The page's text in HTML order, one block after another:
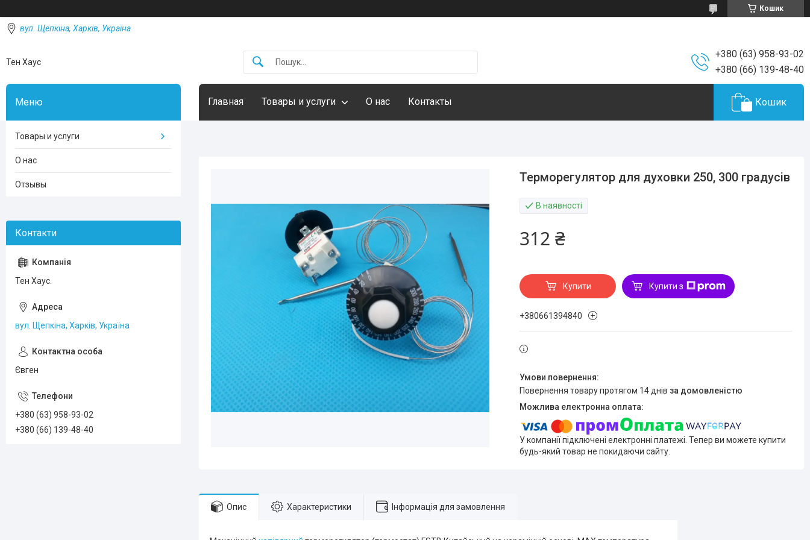
Кошик
вул. Щепкіна, Харків, Україна
Тен Хаус
+380 (63) 958-93-02
+380 (66) 139-48-40
Главная Товары и услуги О нас Контакты Кошик
Терморегулятор для духовки 250, 300 градусів
В наявності
312 ₴
Купити Купити з
+380661394840
повернення товару протягом 14 днів за домовленістю
У компанії підключені електронні платежі. Тепер ви можете купити
будь-який товар не покидаючи сайту.
Опис Характеристики Інформація для замовлення
Товары и услуги
О нас
Отзывы
Тен Хаус.
вул. Щепкіна, Харків, Україна
Євген
+380 (63) 958-93-02
+380 (66) 139-48-40